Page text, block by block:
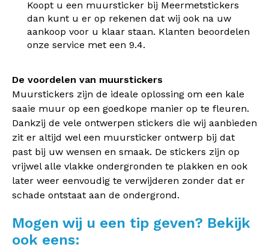
Koopt u een muursticker bij Meermetstickers
dan kunt u er op rekenen dat wij ook na uw
aankoop voor u klaar staan. Klanten beoordelen
onze service met een 9.4.
De voordelen van muurstickers
Muurstickers zijn de ideale oplossing om een kale
saaie muur op een goedkope manier op te fleuren.
Dankzij de vele ontwerpen stickers die wij aanbieden
zit er altijd wel een muursticker ontwerp bij dat
past bij uw wensen en smaak. De stickers zijn op
vrijwel alle vlakke ondergronden te plakken en ook
later weer eenvoudig te verwijderen zonder dat er
schade ontstaat aan de ondergrond.
Mogen wij u een tip geven? Bekijk
ook eens: